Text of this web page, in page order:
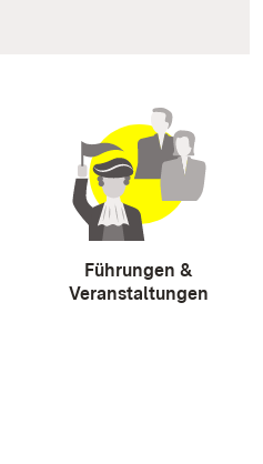
Führungen &
Veranstaltungen